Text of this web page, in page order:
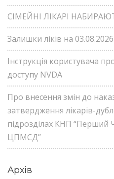
СІМЕЙНІ ЛІКАРІ
Залишки ліків на 03.08.2026
Інструкція користувача
доступу NVDA
Про внесення змін до
затвердження лікарів-
підрозділах КНП “Перший
ЦПМСД”
Архів